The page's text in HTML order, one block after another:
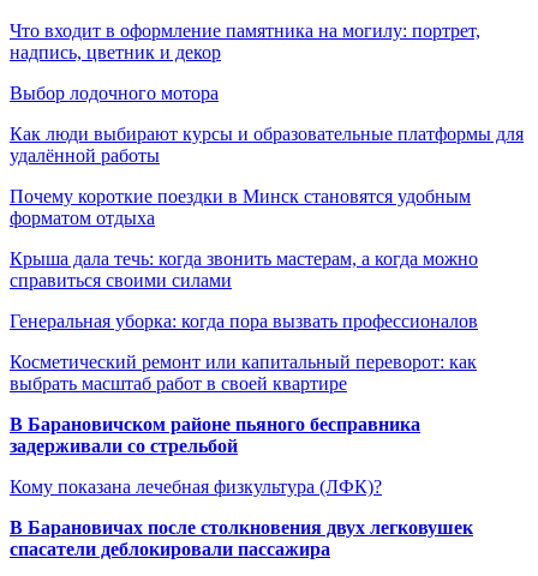
Что входит в оформление памятника на могилу: портрет,
надпись, цветник и декор
Выбор лодочного мотора
Как люди выбирают курсы и образовательные платформы для
удалённой работы
Почему короткие поездки в Минск становятся удобным
форматом отдыха
Крыша дала течь: когда звонить мастерам, а когда можно
справиться своими силами
Генеральная уборка: когда пора вызвать профессионалов
Косметический ремонт или капитальный переворот: как
выбрать масштаб работ в своей квартире
В Барановичском районе пьяного бесправника
задерживали со стрельбой
Кому показана лечебная физкультура (ЛФК)?
В Барановичах после столкновения двух легковушек
спасатели деблокировали пассажира